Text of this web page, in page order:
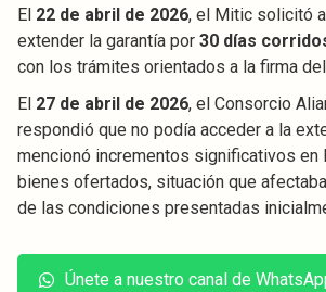
El 22 de abril de 2026, el Mitic solicitó
extender la garantía por 30 días
con los trámites orientados a la firma
El 27 de abril de 2026, el Consorcio
respondió que no podía acceder a la
mencionó incrementos significativos
bienes ofertados, situación que
de las condiciones presentadas
Únete a nuestro canal de